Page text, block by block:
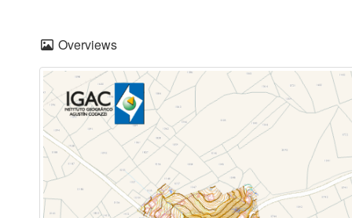
Overviews